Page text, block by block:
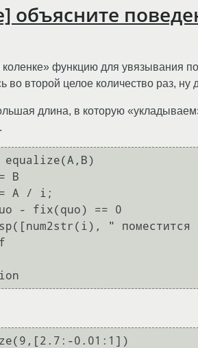
объясните
функцию для увязывания
во второй целое количество раз,
длина, в которую
0.01:1])